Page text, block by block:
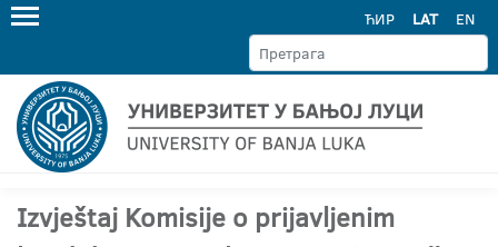
ЋИР LAT EN
Izvještaj Komisije o prijavljenim